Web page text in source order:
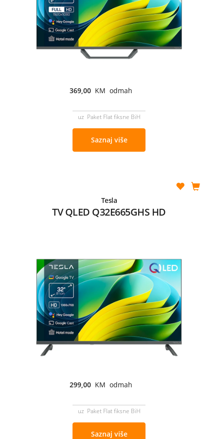
369,00 KM odmah
uz Paket Flat fiksne BiH
Saznaj više
Tesla
TV QLED Q32E665GHS HD
299,00 KM odmah
uz Paket Flat fiksne BiH
Saznaj više